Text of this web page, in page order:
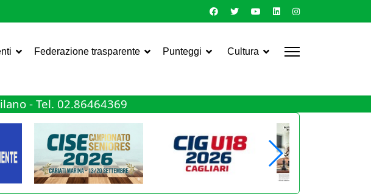
Federazione trasparente Punteggi Cultura
- Tel. 02.86464369